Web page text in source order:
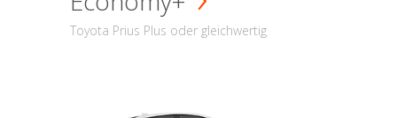
Toyota Prius Plus oder gleichwertig